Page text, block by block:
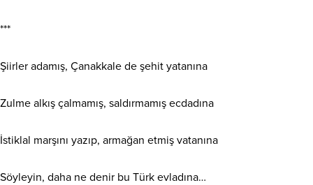
***
Şiirler adamış, Çanakkale de şehit yatanına
Zulme alkış çalmamış, saldırmamış ecdadına
İstiklal marşını yazıp, armağan etmiş vatanına
Söyleyin, daha ne denir bu Türk evladına…